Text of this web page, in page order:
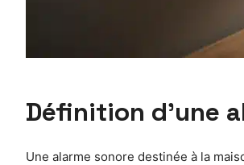
Définition d’une
Une alarme sonore destinée à la